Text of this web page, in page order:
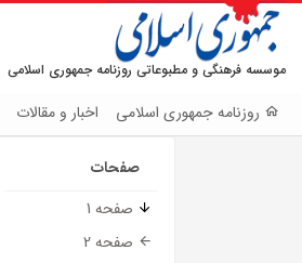
موسسه فرهنگی و مطبوعاتی روزنامه جمهوری اسلامی
روزنامه جمهوری اسلامی اخبار و مقالات
صفحات
صفحه 1
صفحه 2